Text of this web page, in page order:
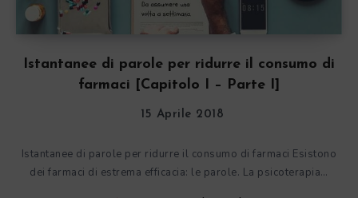
Istantanee di parole per ridurre il consumo di
farmaci [Capitolo I – Parte I]
15 Aprile 2018
Istantanee di parole per ridurre il consumo di farmaci Esistono
dei farmaci di estrema efficacia: le parole. La psicoterapia…